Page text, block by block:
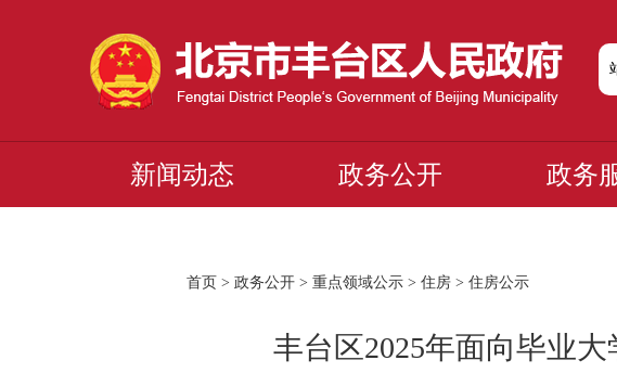
新闻动态 政务公开 政务
首页 > 政务公开 > 重点领域公示 > 住房 > 住房公示
丰台区2025年面向毕业